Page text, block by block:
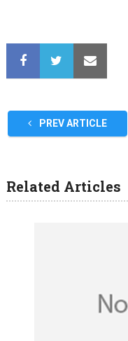
PREV ARTICLE
Related Articles